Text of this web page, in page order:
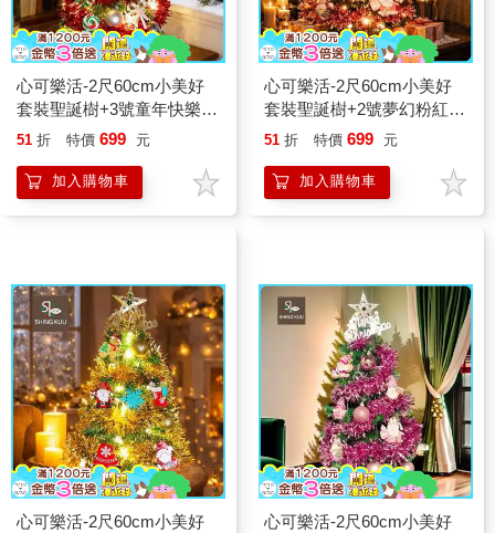
心可樂活-2尺60cm小美好
套裝聖誕樹+3號童年快樂糖
果彩繪木片飾品組+LED暖
51 折 特價 699 元
加入購物車
心可樂活-2尺60cm小美好
套裝聖誕樹+2號夢幻粉紅聖
誕老人彩繪木片飾品組
51 折 特價 699 元
加入購物車
心可樂活-2尺60cm小美好
心可樂活-2尺60cm小美好